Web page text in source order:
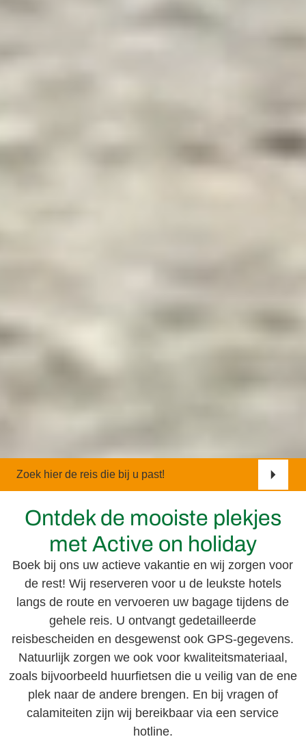
Zoek hier de reis die bij u past!
Ontdek de mooiste plekjes
met Active on holiday
Boek bij ons uw actieve vakantie en wij zorgen voor
de rest! Wij reserveren voor u de leukste hotels
langs de route en vervoeren uw bagage tijdens de
gehele reis. U ontvangt gedetailleerde
reisbescheiden en desgewenst ook GPS-gegevens.
Natuurlijk zorgen we ook voor kwaliteitsmateriaal,
zoals bijvoorbeeld huurfietsen die u veilig van de ene
plek naar de andere brengen. En bij vragen of
calamiteiten zijn wij bereikbaar via een service
hotline.